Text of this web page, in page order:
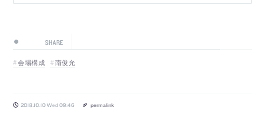
SHARE
会場構成 南俊允
2018.10.10 Wed 09:46 permalink